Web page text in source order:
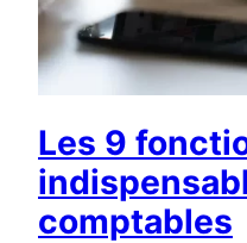
Les 9
comptables